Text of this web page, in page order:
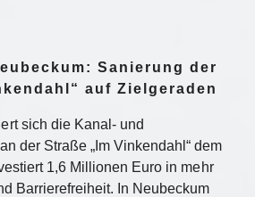
Sanierung der
auf Zielgeraden
sich die Kanal- und
der Straße „Im Vinkendahl“ dem
1,6 Millionen Euro in mehr
Barrierefreiheit. In Neubeckum